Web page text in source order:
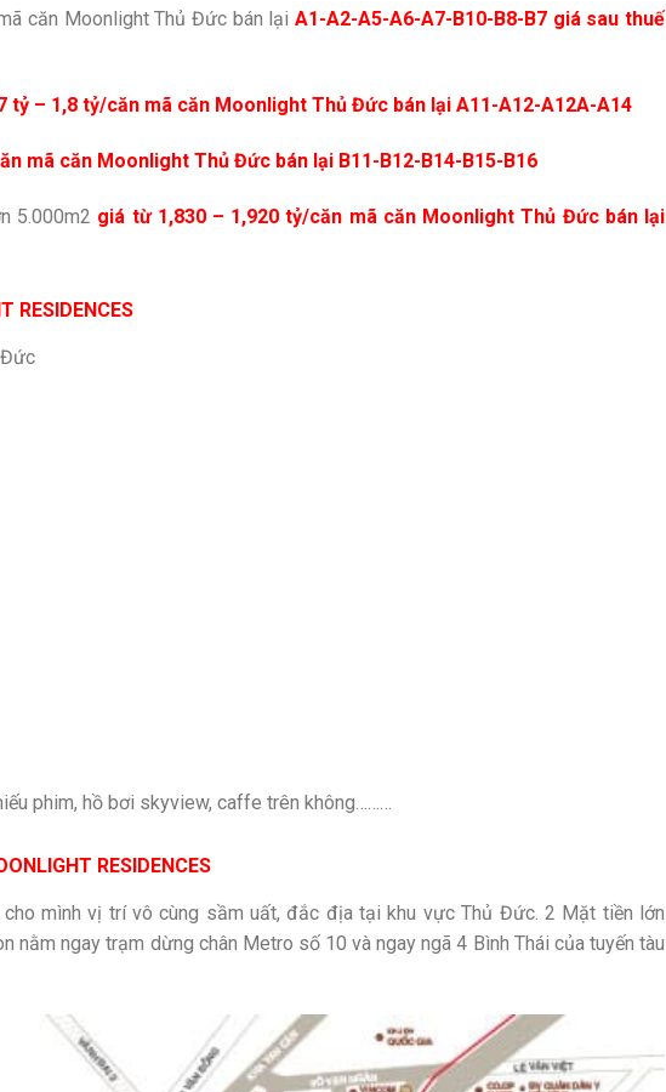
căn Moonlight Thủ Đức bán lạiA1-A2-A5-A6-A7-B10-B8-B7 giá sau thuế
tỷ – 1,8 tỷ/căn mã căn Moonlight Thủ Đức bán lại A11-A12-A12A-A14
mã căn Moonlight Thủ Đức bán lại B11-B12-B14-B15-B16
5.000m2 giá từ 1,830 – 1,920 tỷ/căn mã căn Moonlight Thủ Đức bán lại
RESIDENCES
Đức
phim, hồ bơi skyview, caffe trên không………
RESIDENCES
mình vị trí vô cùng sầm uất, đắc địa tại khu vực Thủ Đức. 2 Mặt tiền lớn
nằm ngay trạm dừng chân Metro số 10 và ngay ngã 4 Bình Thái của tuyến tàu